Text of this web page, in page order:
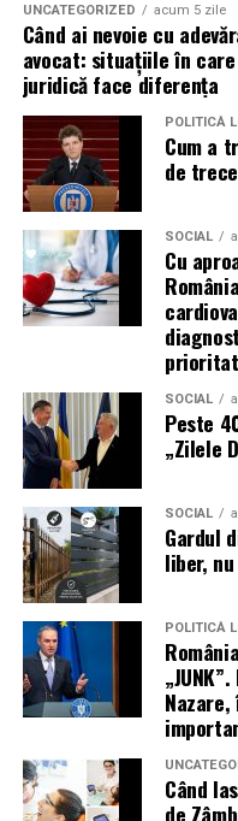
De ce
doar
Campania „Aleg să fiu
este doar despre
care fiecare dintre
mai lase calitatea
păzit.
România are sute de
dintre cei care ar
nu pentru că nu le
Vizibilitatea
din afacere.
Asociația
campanie, o arhivă de
din prima rundă vor
antreprenoare.rotimp
Campania
continuă
„Aleg să fiu vizibilă” se
fotografie de brand
antreprenoare din
UNCATEGORIZED acum 5 zile
Când ai nevoie cu
avocat: situațiile în
juridică face diferența
POLITICĂ
Cum a
de
SOCIAL
Cu
SOCIAL
Peste
„Zilele
SOCIAL
Gardul
liber,
POLITICĂ
Când
de